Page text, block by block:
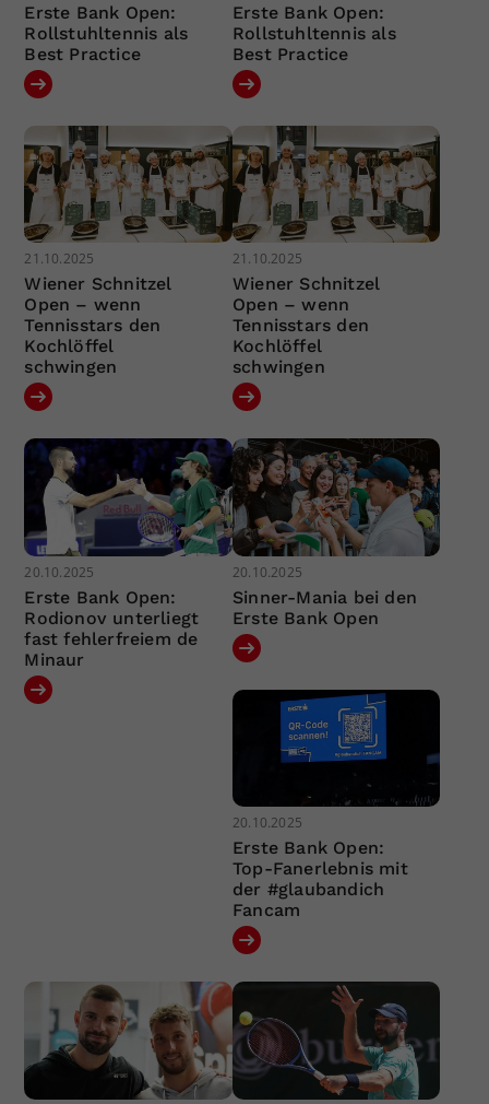
Erste Bank Open:
Rollstuhltennis als
Best Practice
Erste Bank Open:
Rollstuhltennis als
Best Practice
21.10.2025
Wiener Schnitzel
Open – wenn
Tennisstars den
Kochlöffel
schwingen
21.10.2025
Wiener Schnitzel
Open – wenn
Tennisstars den
Kochlöffel
schwingen
20.10.2025
Erste Bank Open:
Rodionov unterliegt
fast fehlerfreiem de
Minaur
20.10.2025
Sinner-Mania bei den
Erste Bank Open
20.10.2025
Erste Bank Open:
Top-Fanerlebnis mit
der #glaubandich
Fancam